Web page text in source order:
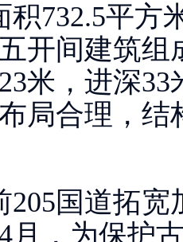
732.5平方
开间建筑
米，进深
局合理，
205国道拓
月，为保护